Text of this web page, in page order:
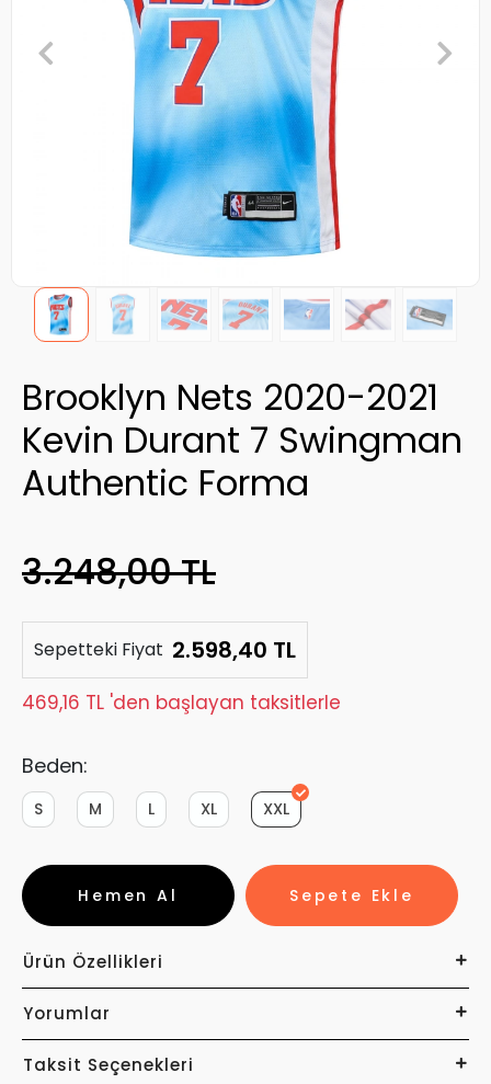
Brooklyn Nets 2020-2021
Kevin Durant 7 Swingman
Authentic Forma
3.248,00 TL
Sepetteki Fiyat 2.598,40 TL
469,16 TL 'den başlayan taksitlerle
Beden:
XXL
XL
L
M
S
Sepete Ekle
Hemen Al
Ürün Özellikleri
Yorumlar
Taksit Seçenekleri